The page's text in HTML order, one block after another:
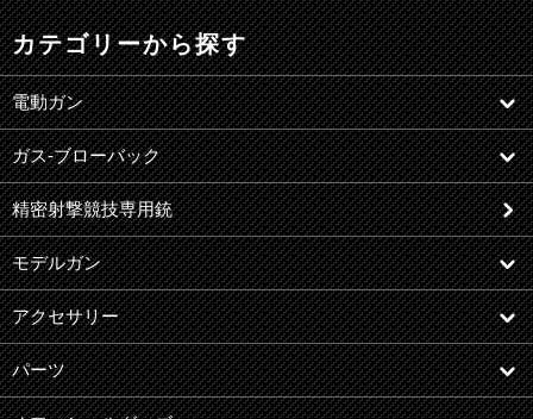
カテゴリーから探す
電動ガン
ガス-ブローバック
精密射撃競技専用銃
モデルガン
アクセサリー
パーツ